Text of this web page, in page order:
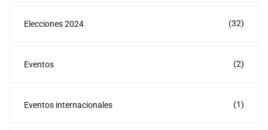
Elecciones 2024 (32)
Eventos (2)
Eventos internacionales (1)